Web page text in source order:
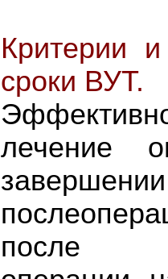
Критерии
сроки ВУТ.
лечение
завершении
после